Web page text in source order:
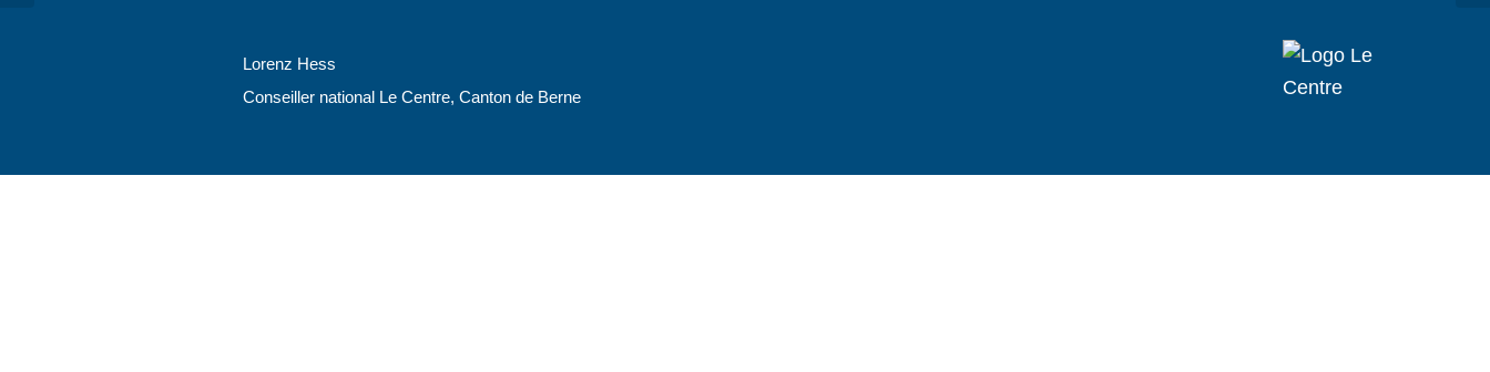
Lorenz Hess
Conseiller national Le Centre, Canton de Berne